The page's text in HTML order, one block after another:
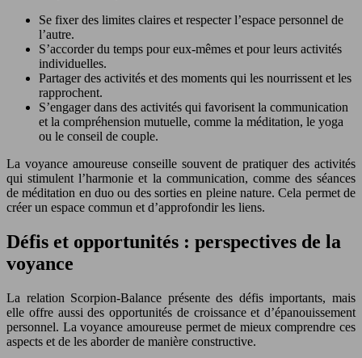
Se fixer des limites claires et respecter l’espace personnel de
l’autre.
S’accorder du temps pour eux-mêmes et pour leurs activités
individuelles.
Partager des activités et des moments qui les nourrissent et les
rapprochent.
S’engager dans des activités qui favorisent la communication
et la compréhension mutuelle, comme la méditation, le yoga
ou le conseil de couple.
La voyance amoureuse conseille souvent de pratiquer des activités
qui stimulent l’harmonie et la communication, comme des séances
de méditation en duo ou des sorties en pleine nature. Cela permet de
créer un espace commun et d’approfondir les liens.
Défis et opportunités : perspectives de la
voyance
La relation Scorpion-Balance présente des défis importants, mais
elle offre aussi des opportunités de croissance et d’épanouissement
personnel. La voyance amoureuse permet de mieux comprendre ces
aspects et de les aborder de manière constructive.